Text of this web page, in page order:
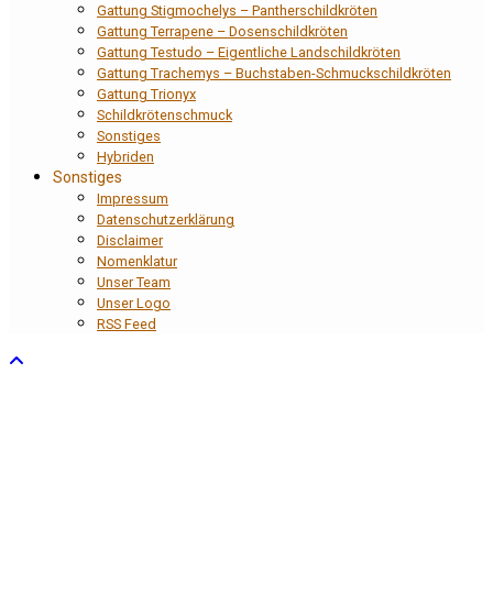
Gattung Stigmochelys – Pantherschildkröten
Gattung Terrapene – Dosenschildkröten
Gattung Testudo – Eigentliche Landschildkröten
Gattung Trachemys – Buchstaben-Schmuckschildkröten
Gattung Trionyx
Schildkrötenschmuck
Sonstiges
Hybriden
Sonstiges
Impressum
Datenschutzerklärung
Disclaimer
Nomenklatur
Unser Team
Unser Logo
RSS Feed